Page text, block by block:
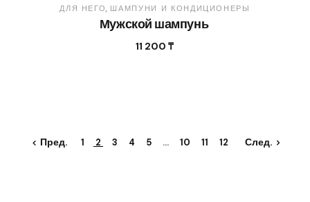
ДЛЯ НЕГО ШАМПУНИ И КОНДИЦИОНЕРЫ
Мужской шампунь
11 200₸
Пред. 1 2 3 4 5 … 10 11 12 След.